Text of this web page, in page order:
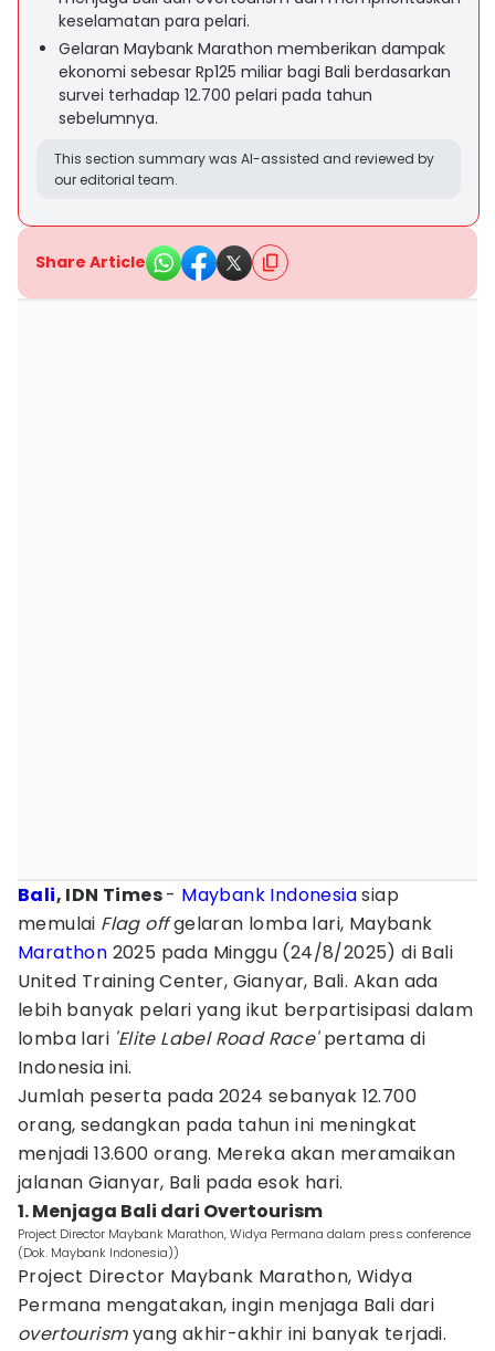
keselamatan para pelari.
Gelaran Maybank Marathon memberikan dampak
ekonomi sebesar Rp125 miliar bagi Bali berdasarkan
survei terhadap 12.700 pelari pada tahun
sebelumnya.
This section summary was AI-assisted and reviewed by
our editorial team.
Share Article
Bali, IDN Times- Maybank Indonesiasiap
memulai Flag offgelaran lomba lari, Maybank
Marathon 2025 pada Minggu (24/8/2025) di Bali
United Training Center, Gianyar, Bali. Akan ada
lebih banyak pelari yang ikut berpartisipasi dalam
lomba lari 'Elite Label Road Race'pertama di
Indonesia ini.
Jumlah peserta pada 2024 sebanyak 12.700
orang, sedangkan pada tahun ini meningkat
menjadi 13.600 orang. Mereka akan meramaikan
jalanan Gianyar, Bali pada esok hari.
1. Menjaga Bali dari Overtourism
Project Director Maybank Marathon, Widya Permana dalam press conference
(Dok. Maybank Indonesia))
Project Director Maybank Marathon, Widya
Permana mengatakan, ingin menjaga Bali dari
overtourismyang akhir-akhir ini banyak terjadi.